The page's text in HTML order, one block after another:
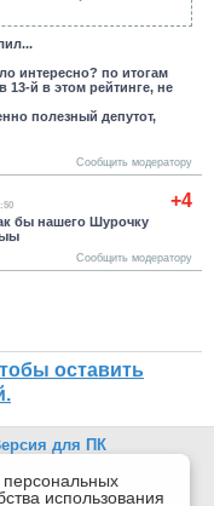
интересно? по итогам
й в этом рейтинге, не
полезный депутот,
Сообщить модератору
+4
бы нашего Шурочку
Сообщить модератору
оставить
для ПК
tv29.ru
GNU General Public
использования